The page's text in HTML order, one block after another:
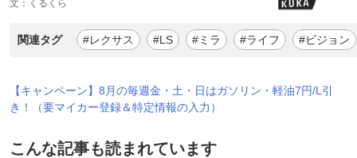
文：くるくら
関連タグ #レクサス #LS #ミラ #ライフ #ビジョン
【キャンペーン】8月の毎週金・土・日はガソリン・軽油7円/L引
き！（要マイカー登録＆特定情報の入力）
こんな記事も読まれています